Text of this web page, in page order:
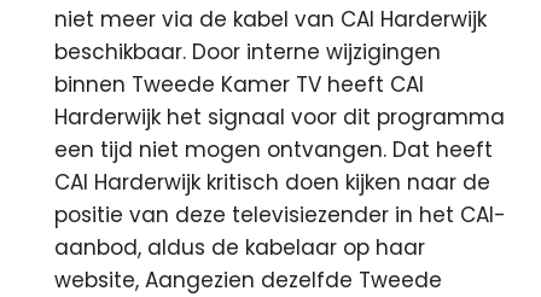
niet meer via de kabel van CAI Harderwijk
beschikbaar. Door interne wijzigingen
binnen Tweede Kamer TV heeft CAI
Harderwijk het signaal voor dit programma
een tijd niet mogen ontvangen. Dat heeft
CAI Harderwijk kritisch doen kijken naar de
positie van deze televisiezender in het CAI-
aanbod, aldus de kabelaar op haar
website, Aangezien dezelfde Tweede